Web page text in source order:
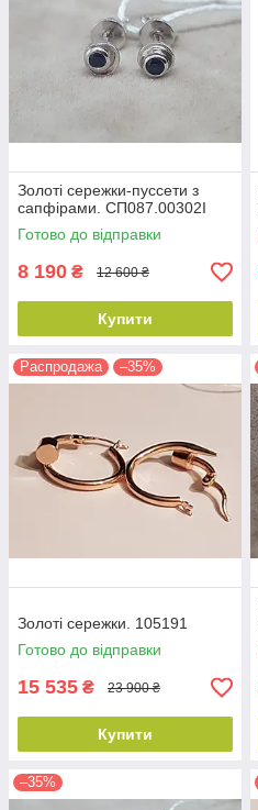
Золоті сережки-пуссети з
сапфірами. СП087.00302І
Готово до відправки
8 190 ₴ 12 600 ₴
Купити
Распродажа –35%
Золоті сережки. 105191
Готово до відправки
15 535 ₴ 23 900 ₴
Купити
–35%